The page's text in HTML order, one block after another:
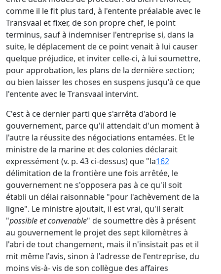
comme il le fit plus tard, à l'entente préalable avec le
Transvaal et fixer, de son propre chef, le point
terminus, sauf à indemniser l'entreprise si, dans la
suite, le déplacement de ce point venait à lui causer
quelque préjudice, et inviter celle-ci, à lui soumettre,
pour approbation, les plans de la dernière section;
ou bien laisser les choses en suspens jusqu'à ce que
l'entente avec le Transvaal intervint.
C'est à ce dernier parti que s'arrêta d'abord le
gouvernement, parce qu'il attendait d'un moment à
l'autre la réussite des négociations entamées. Et le
ministre de la marine et des colonies déclarait
expressément (v. p. 43 ci-dessus) que "la162
délimitation de la frontière une fois arrêtée, le
gouvernement ne s'opposera pas à ce qu'il soit
établi un délai raisonnable "pour l'achèvement de la
ligne". Le ministre ajoutait, il est vrai, qu'il serait
"possible et convenable" de soumettre dès à présent
au gouvernement le projet des sept kilomètres à
l'abri de tout changement, mais il n'insistait pas et il
mit même l'avis, sinon à l'adresse de l'entreprise, du
moins vis-à- vis de son collègue des affaires